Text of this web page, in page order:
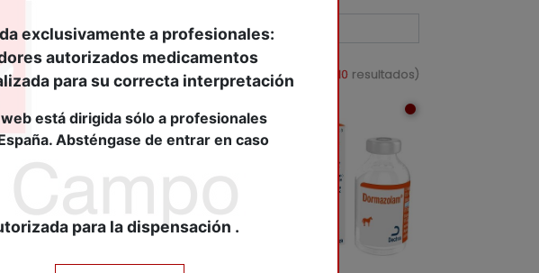
Mostrando página 10 resultados)
exclusivamente a profesionales:
autorizados medicamentos
para su correcta interpretación
está dirigida sólo a profesionales
Absténgase de entrar en caso
para la dispensación .